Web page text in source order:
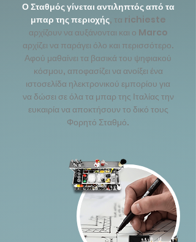
Ο Σταθμός γίνεται αντιληπτός από τα
μπαρ της περιοχής, τα richieste
αρχίζουν να αυξάνονται και ο Marco
αρχίζει να παράγει όλο και περισσότερο.
Αφού μαθαίνει τα βασικά του ψηφιακού
κόσμου, αποφασίζει να ανοίξει ένα
ιστοσελίδα ηλεκτρονικού εμπορίου για
να δώσει σε όλα τα μπαρ της Ιταλίας την
ευκαιρία να αποκτήσουν το δικό τους
Φορητό Σταθμό.